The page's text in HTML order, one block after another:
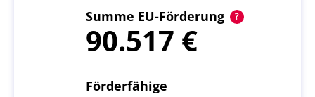
Summe EU-Förderung
90.517
Förderfähige